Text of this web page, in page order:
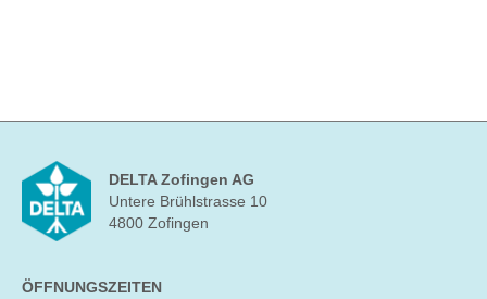
DELTA Zofingen AG
Untere Brühlstrasse 10
4800 Zofingen
ÖFFNUNGSZEITEN